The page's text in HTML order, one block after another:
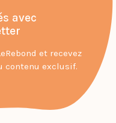
avec
et recevez
contenu exclusif.